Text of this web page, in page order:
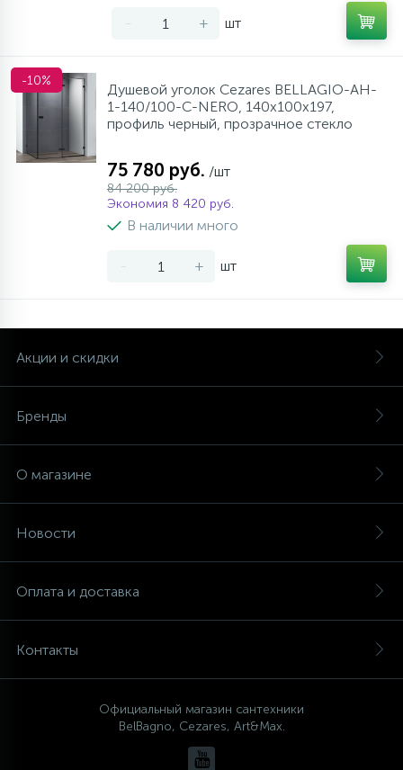
- + шт
-10%
Душевой уголок Cezares BELLAGIO-AH-
1-140/100-C-NERO, 140х100х197,
профиль черный, прозрачное стекло
75 780 руб. /шт
84 200 руб.
Экономия 8 420 руб.
В наличии много
- + шт
Акции и скидки
Бренды
О магазине
Новости
Оплата и доставка
Контакты
Официальный магазин сантехники
BelBagno, Cezares, Art&Max.